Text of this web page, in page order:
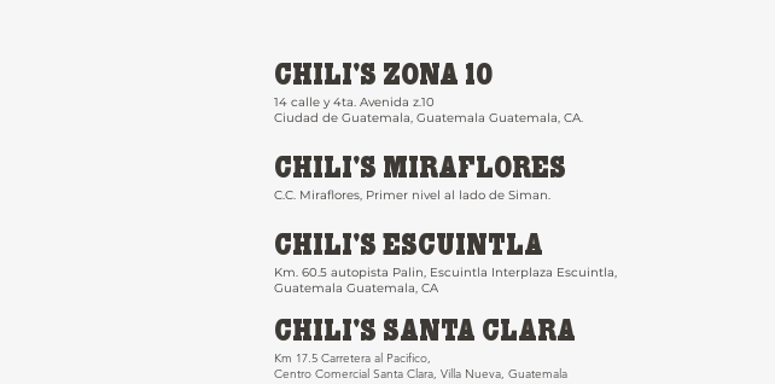
CHILI'S ZONA 10
14 calle y 4ta. Avenida z.10
Ciudad de Guatemala, Guatemala Guatemala, CA.
CHILI'S MIRAFLORES
C.C. Miraflores, Primer nivel al lado de Siman.
CHILI'S ESCUINTLA
Km. 60.5 autopista Palin, Escuintla Interplaza Escuintla,
Guatemala Guatemala, CA
CHILI'S SANTA CLARA
Km 17.5 Carretera al Pacifico,
Centro Comercial Santa Clara, Villa Nueva, Guatemala